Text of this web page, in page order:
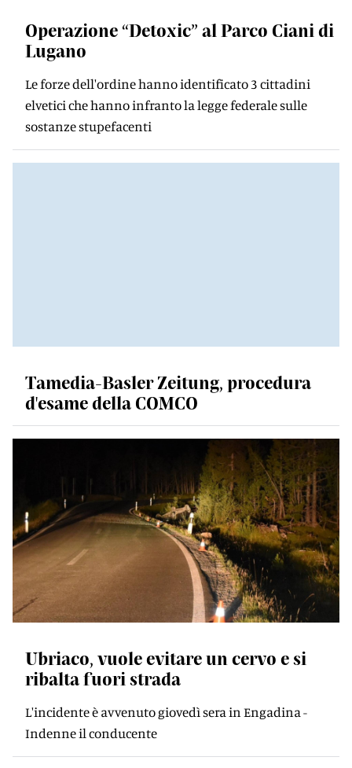
Operazione “Detoxic” al Parco Ciani di
Lugano
Le forze dell'ordine hanno identificato 3 cittadini
elvetici che hanno infranto la legge federale sulle
sostanze stupefacenti
Tamedia-Basler Zeitung, procedura
d'esame della COMCO
Ubriaco, vuole evitare un cervo e si
ribalta fuori strada
L'incidente è avvenuto giovedì sera in Engadina -
Indenne il conducente